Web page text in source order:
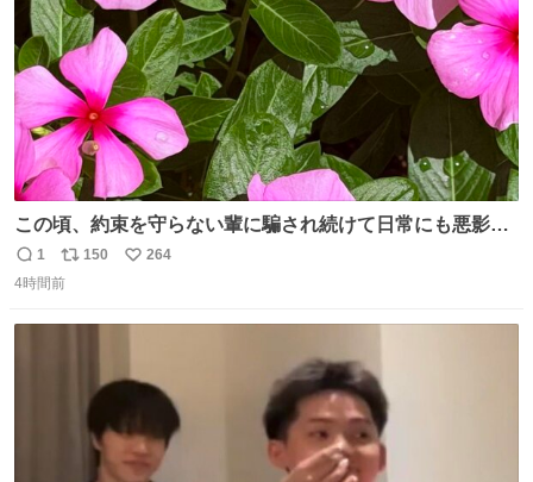
この頃、約束を守らない輩に騙され続けて日常にも悪影響
が出てきて仕事も出来ずでストレスマックス。 解決には断
ち切るのみ。 そんな時に美しい光景は救いの刻です。 人様
返
信
1
リ
ポ
150
い
264
4時間前